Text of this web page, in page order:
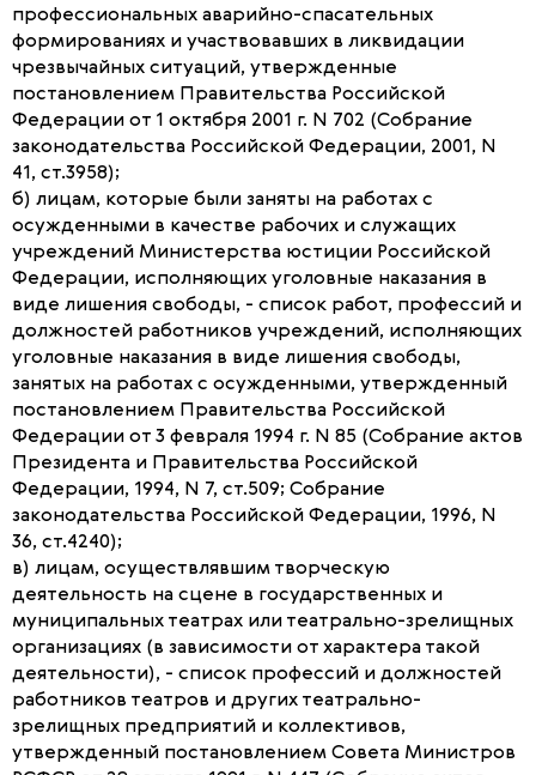
профессиональных аварийно-спасательных
формированиях и участвовавших в ликвидации
чрезвычайных ситуаций, утвержденные
постановлением Правительства Российской
Федерации от 1 октября 2001 г. N 702 (Собрание
законодательства Российской Федерации, 2001, N
41, ст.3958);
б) лицам, которые были заняты на работах с
осужденными в качестве рабочих и служащих
учреждений Министерства юстиции Российской
Федерации, исполняющих уголовные наказания в
виде лишения свободы, - список работ, профессий и
должностей работников учреждений, исполняющих
уголовные наказания в виде лишения свободы,
занятых на работах с осужденными, утвержденный
постановлением Правительства Российской
Федерации от 3 февраля 1994 г. N 85 (Собрание актов
Президента и Правительства Российской
Федерации, 1994, N 7, ст.509; Собрание
законодательства Российской Федерации, 1996, N
36, ст.4240);
в) лицам, осуществлявшим творческую
деятельность на сцене в государственных и
муниципальных театрах или театрально-зрелищных
организациях (в зависимости от характера такой
деятельности), - список профессий и должностей
работников театров и других театрально-
зрелищных предприятий и коллективов,
утвержденный постановлением Совета Министров